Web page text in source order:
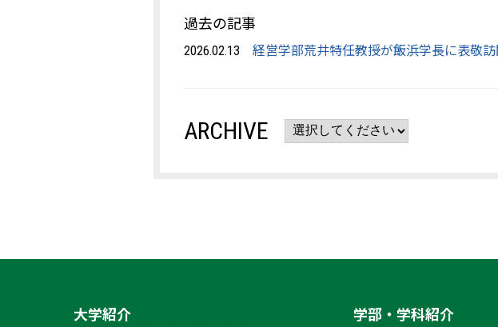
過去の記事
2026.02.13 経営学部荒井特任教授が飯浜学長に表敬
ARCHIVE
大学紹介 学部・学科紹介